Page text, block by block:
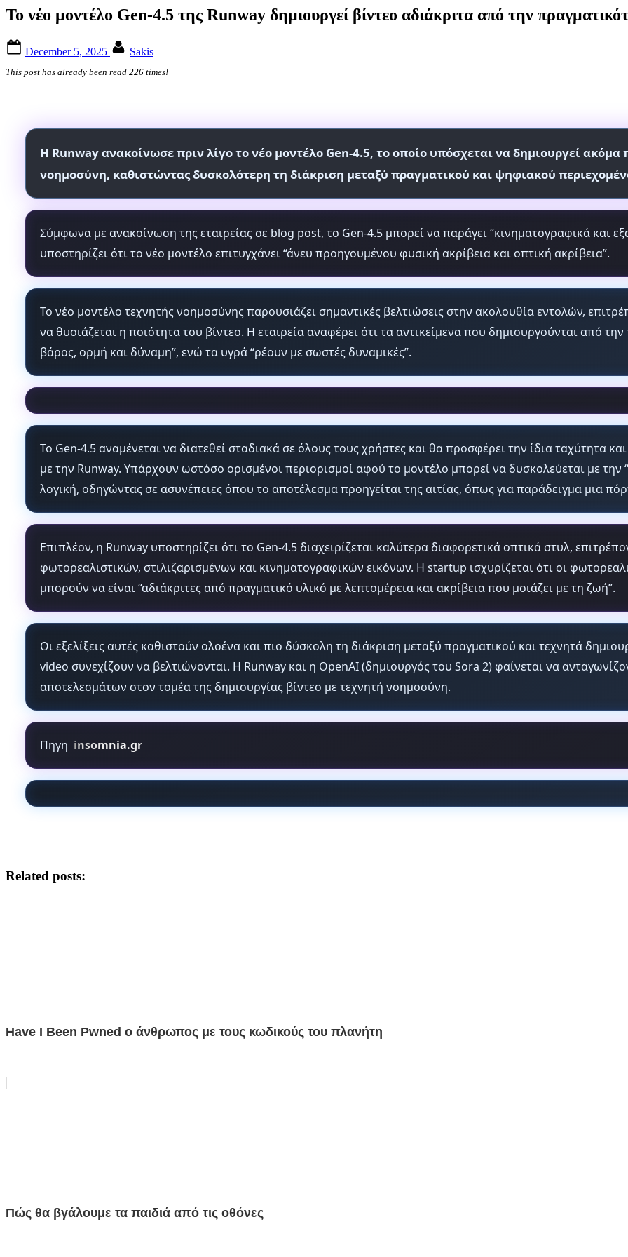
Το νέο μοντέλο Gen-4.5 της Runway δημιουργεί βίντεο αδιάκριτα από την
on
December 5, 2025 Sakis
This post has already been read 226 times!
Η Runway ανακοίνωσε πριν λίγο το νέο μοντέλο Gen-4.5, το οποίο υπόσχεται να δημιουργεί ακόμα
νοημοσύνη, καθιστώντας δυσκολότερη τη διάκριση μεταξύ πραγματικού και ψηφιακού
Σύμφωνα με ανακοίνωση της εταιρείας σε blog post, το Gen-4.5 μπορεί να παράγει “κινηματογραφικά και
υποστηρίζει ότι το νέο μοντέλο επιτυγχάνει “άνευ προηγουμένου φυσική ακρίβεια και οπτική ακρίβεια”.
Το νέο μοντέλο τεχνητής νοημοσύνης παρουσιάζει σημαντικές βελτιώσεις στην ακολουθία εντολών,
να θυσιάζεται η ποιότητα του βίντεο. Η εταιρεία αναφέρει ότι τα αντικείμενα που δημιουργούνται από
βάρος, ορμή και δύναμη”, ενώ τα υγρά “ρέουν με σωστές δυναμικές”.
Το Gen-4.5 αναμένεται να διατεθεί σταδιακά σε όλους τους χρήστες και θα προσφέρει την ίδια ταχύτητα
με την Runway. Υπάρχουν ωστόσο ορισμένοι περιορισμοί αφού το μοντέλο μπορεί να δυσκολεύεται με την
λογική, οδηγώντας σε ασυνέπειες όπου το αποτέλεσμα προηγείται της αιτίας, όπως για παράδειγμα μια
Επιπλέον, η Runway υποστηρίζει ότι το Gen-4.5 διαχειρίζεται καλύτερα διαφορετικά οπτικά στυλ,
φωτορεαλιστικών, στιλιζαρισμένων και κινηματογραφικών εικόνων. Η startup ισχυρίζεται ότι οι
μπορούν να είναι “αδιάκριτες από πραγματικό υλικό με λεπτομέρεια και ακρίβεια που μοιάζει με τη ζωή”.
Οι εξελίξεις αυτές καθιστούν ολοένα και πιο δύσκολη τη διάκριση μεταξύ πραγματικού και τεχνητά
video συνεχίζουν να βελτιώνονται. Η Runway και η OpenAI (δημιουργός του Sora 2) φαίνεται να
αποτελεσμάτων στον τομέα της δημιουργίας βίντεο με τεχνητή νοημοσύνη.
Πηγη insomnia.gr
Related posts:
Have I Been Pwned ο άνθρωπος με τους κωδικούς του πλανήτη
Πώς θα βγάλουμε τα παιδιά από τις οθόνες